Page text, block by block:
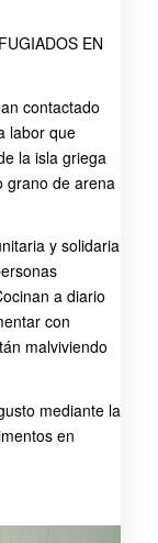
EN
contactado
labor que
la isla griega
de arena
y solidaria
a diario
con
malviviendo
mediante la
en